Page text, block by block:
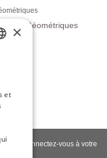
Géométriques
Connectez-vous à votre
SPANISH
×
et